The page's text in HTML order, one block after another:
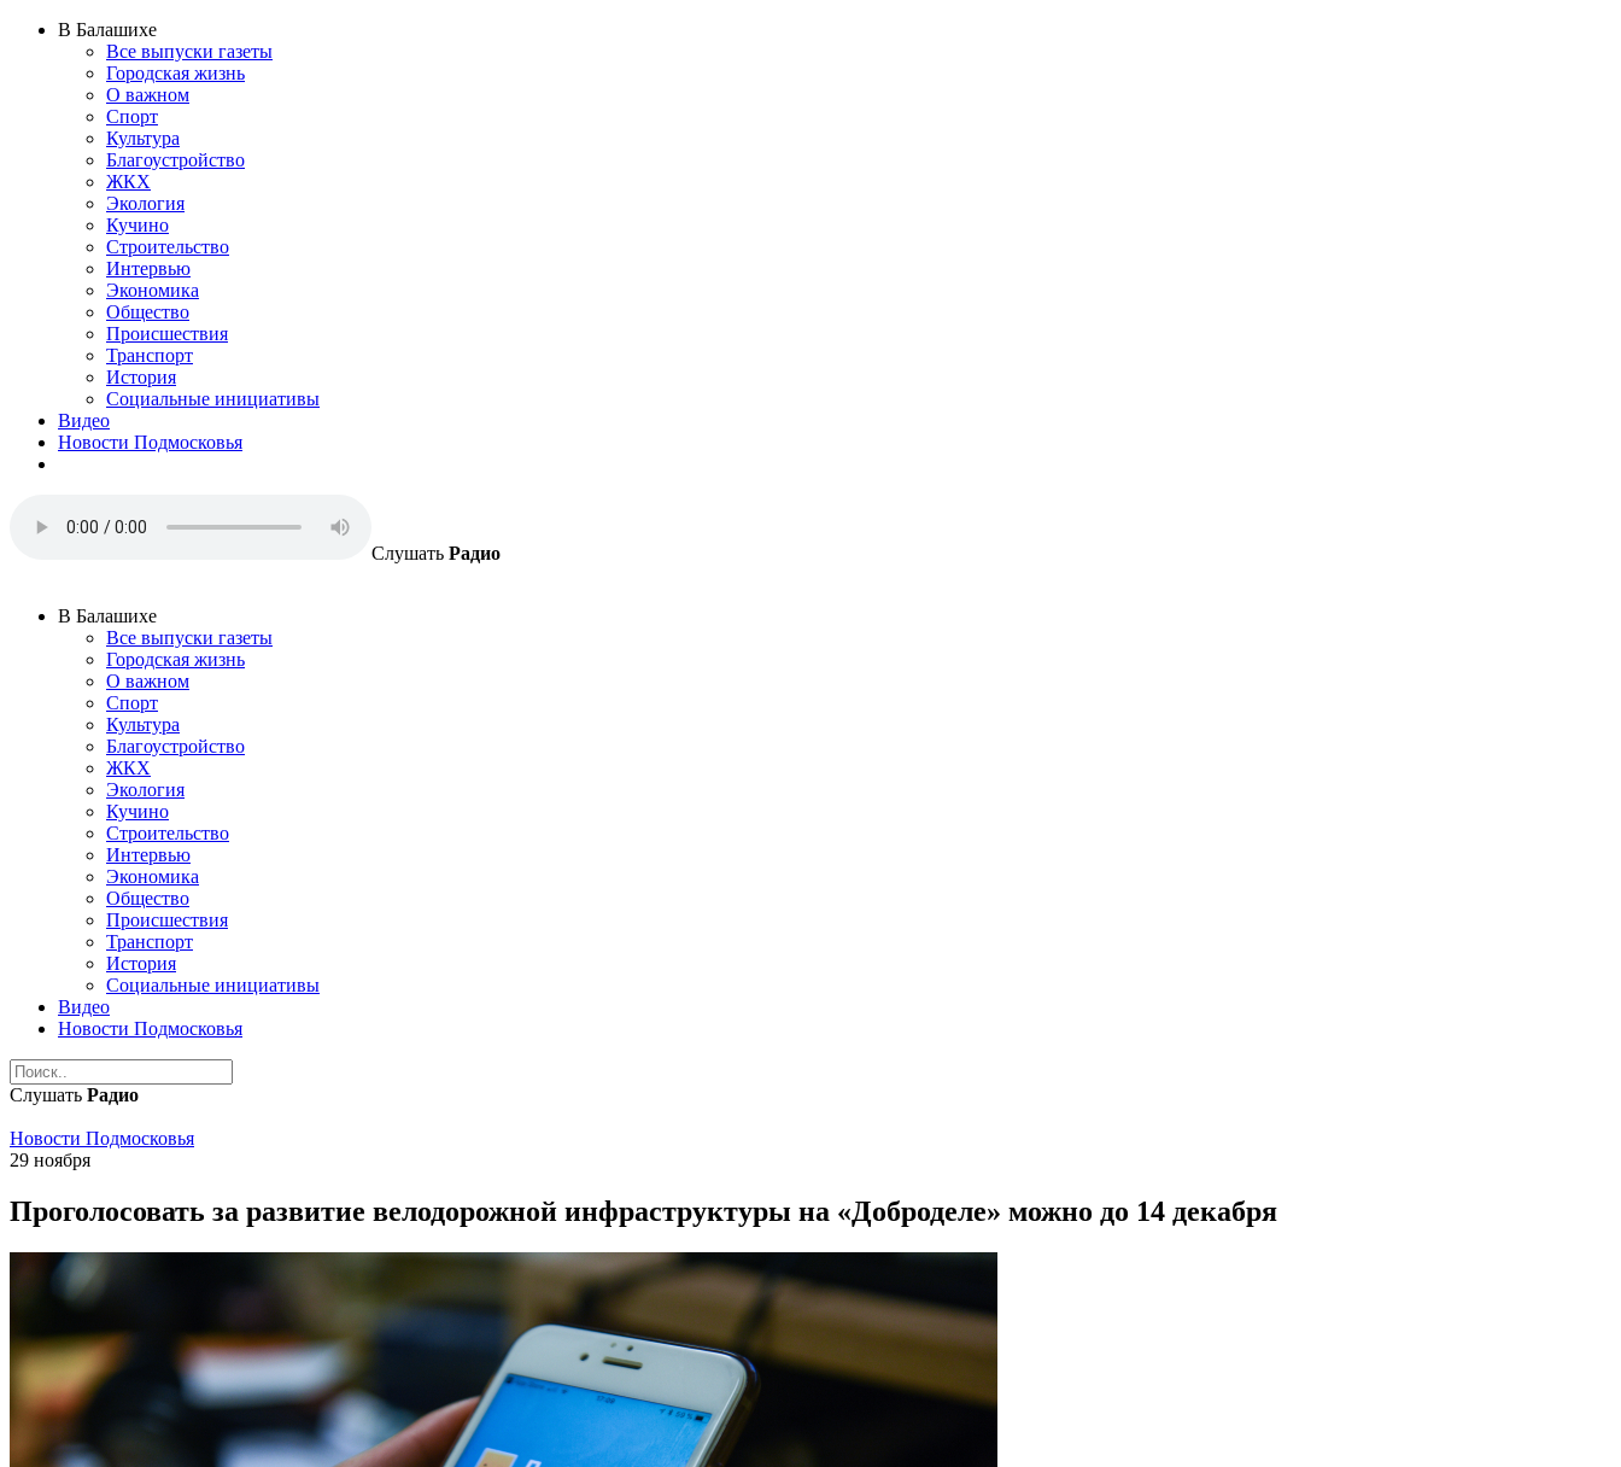
В Балашихе
Все выпуски газеты
Городская жизнь
О важном
Спорт
Культура
Благоустройство
ЖКХ
Экология
Кучино
Строительство
Интервью
Экономика
Общество
Происшествия
Транспорт
История
Социальные инициативы
Видео
Новости Подмосковья
Слушать Радио
В Балашихе
Все выпуски газеты
Городская жизнь
О важном
Спорт
Культура
Благоустройство
ЖКХ
Экология
Кучино
Строительство
Интервью
Экономика
Общество
Происшествия
Транспорт
История
Социальные инициативы
Видео
Новости Подмосковья
Слушать Радио
Новости Подмосковья
29 ноября
Проголосовать за развитие велодорожной инфраструктуры на «Доброделе» можно до 14 декабря